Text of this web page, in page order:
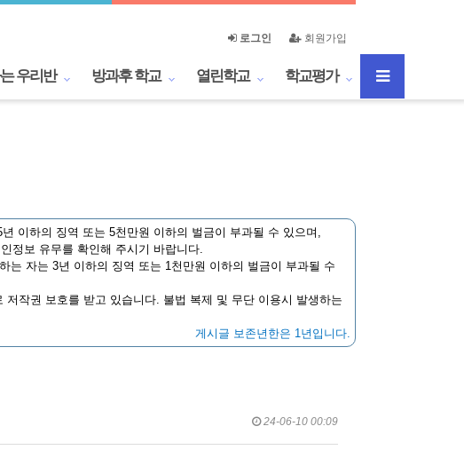
회원가입
로그인
우리반 방과후 학교 열린학교 학교평가
이하의 징역 또는 5천만원 이하의 벌금이 부과될 수 있으며,
정보 유무를 확인해 주시기 바랍니다.
는 자는 3년 이하의 징역 또는 1천만원 이하의 벌금이 부과될 수
작권 보호를 받고 있습니다. 불법 복제 및 무단 이용시 발생하는
게시글 보존년한은 1년입니다.
24-06-10 00:09